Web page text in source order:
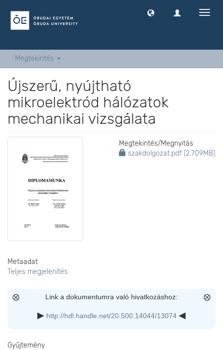
Megtekintés
Újszerű, nyújtható
mikroelektród hálózatok
mechanikai vizsgálata
Megtekintés/Megnyitás
szakdolgozat.pdf (2.709MB)
Metaadat
Teljes megjelenítés
Link a dokumentumra való hivatkozáshoz:
http://hdl.handle.net/20.500.14044/13074
Gyűjtemény